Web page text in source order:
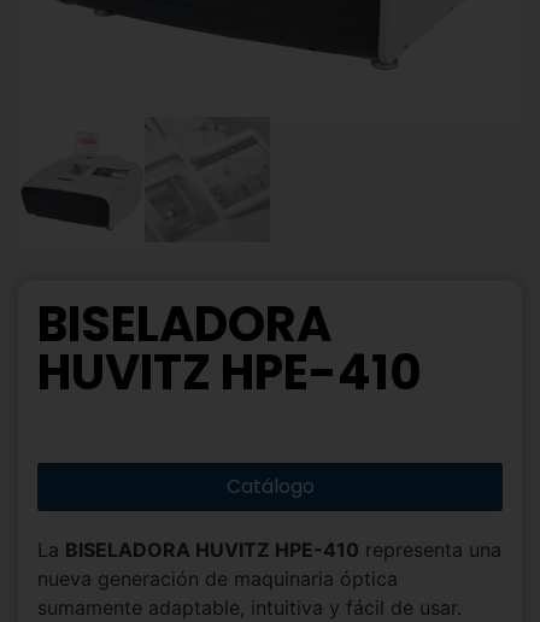
BISELADORA
HUVITZ HPE-410
Catálogo
La BISELADORA HUVITZ HPE-410 representa una
nueva generación de maquinaria óptica
sumamente adaptable, intuitiva y fácil de usar.